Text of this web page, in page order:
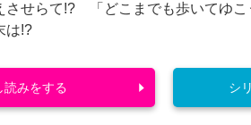
させらて!? 「どこまでも歩いてゆ
は!?
読みをする シ